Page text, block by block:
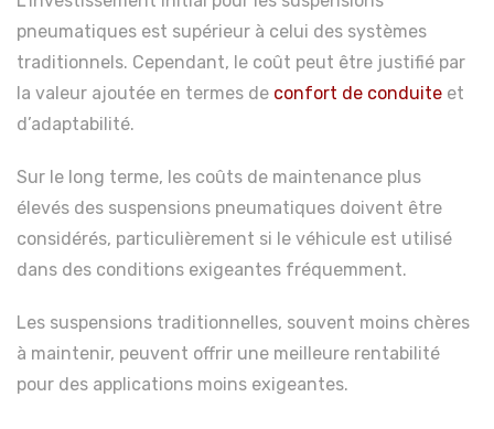
pneumatiques est supérieur à celui des systèmes
traditionnels. Cependant, le coût peut être justifié par
la valeur ajoutée en termes de confort de conduite et
d’adaptabilité.
Sur le long terme, les coûts de maintenance plus
élevés des suspensions pneumatiques doivent être
considérés, particulièrement si le véhicule est utilisé
dans des conditions exigeantes fréquemment.
Les suspensions traditionnelles, souvent moins chères
à maintenir, peuvent offrir une meilleure rentabilité
pour des applications moins exigeantes.